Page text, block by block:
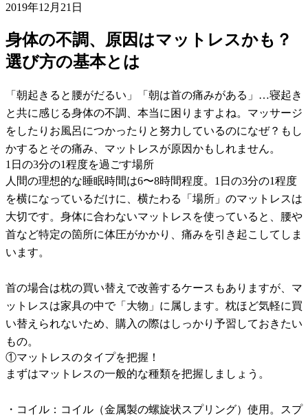
2019年12月21日
身体の不調、原因はマットレスかも？
選び方の基本とは
「朝起きると腰がだるい」「朝は首の痛みがある」…寝起き
と共に感じる身体の不調、本当に困りますよね。マッサージ
をしたりお風呂につかったりと努力しているのになぜ？もし
かするとその痛み、マットレスが原因かもしれません。
1日の3分の1程度を過ごす場所
人間の理想的な睡眠時間は6〜8時間程度。1日の3分の1程度
を横になっているだけに、横たわる「場所」のマットレスは
大切です。身体に合わないマットレスを使っていると、腰や
首など特定の箇所に体圧がかかり、痛みを引き起こしてしま
います。
首の場合は枕の買い替えで改善するケースもありますが、マ
ットレスは家具の中で「大物」に属します。枕ほど気軽に買
い替えられないため、購入の際はしっかり予習しておきたい
もの。
①マットレスのタイプを把握！
まずはマットレスの一般的な種類を把握しましょう。
・コイル：コイル（金属製の螺旋状スプリング）使用。スプ